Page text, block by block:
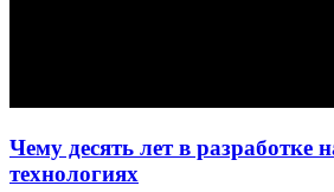
Чему десять лет в разработке
технологиях